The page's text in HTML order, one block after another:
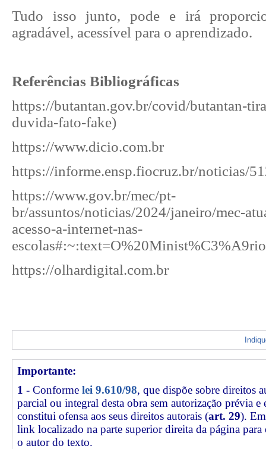
Tudo isso junto, pode e irá
agradável, acessível para o aprendizado.
Referências Bibliográficas
https://butantan.gov.br/covid/butantan-
duvida-fato-fake)
https://www.dicio.com.br
https://informe.ensp.fiocruz.br/noticias/
https://www.gov.br/mec/pt-
br/assuntos/noticias/2024/janeiro/mec-
acesso-a-internet-nas-
https://olhardigital.com.br
Importante:
1 - Conforme lei 9.610/98, que dispõe sobre direitos
parcial ou integral desta obra sem autorização prévia e
constitui ofensa aos seus direitos autorais (art. 29).
link localizado na parte superior direita da página
o autor do texto.